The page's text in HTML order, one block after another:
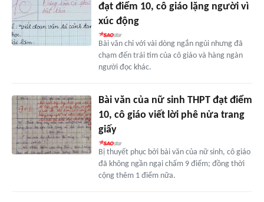
đạt điểm 10, cô giáo lặng người vì
xúc động
Bài văn chỉ với vài dòng ngắn ngủi nhưng đã
chạm đến trái tim của cô giáo và hàng ngàn
người đọc khác.
Bài văn của nữ sinh THPT đạt điểm
10, cô giáo viết lời phê nửa trang
giấy
Bị thuyết phục bởi bài văn của nữ sinh, cô giáo
đã không ngần ngại chấm 9 điểm; đồng thời
cộng thêm 1 điểm nữa.